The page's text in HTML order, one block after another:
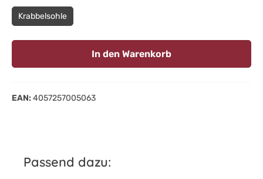
Krabbelsohle
In den Warenkorb
EAN: 4057257005063
Produktgalerie überspringen
Passend dazu: